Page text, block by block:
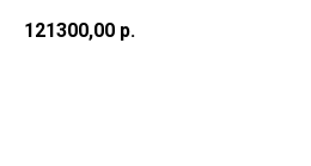
121300,00 р.